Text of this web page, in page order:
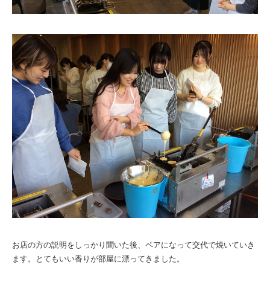
お店の方の説明をしっかり聞いた後、ペアになって交代で焼いていき
ます。とてもいい香りが部屋に漂ってきました。